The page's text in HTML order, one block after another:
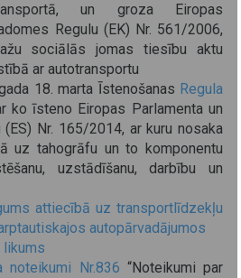
un groza Eiropas
Regulu (EK) Nr. 561/2006,
sociālās jomas tiesību aktu
ar autotransportu
18. marta Īstenošanas Regula
ko īsteno Eiropas Parlamenta un
(ES) Nr. 165/2014, ar kuru nosaka
uz tahogrāfu un to komponentu
uzstādīšanu, darbību un
attiecībā uz transportlīdzekļu
autopārvadājumos
likums
noteikumi Nr.836 “Noteikumi par